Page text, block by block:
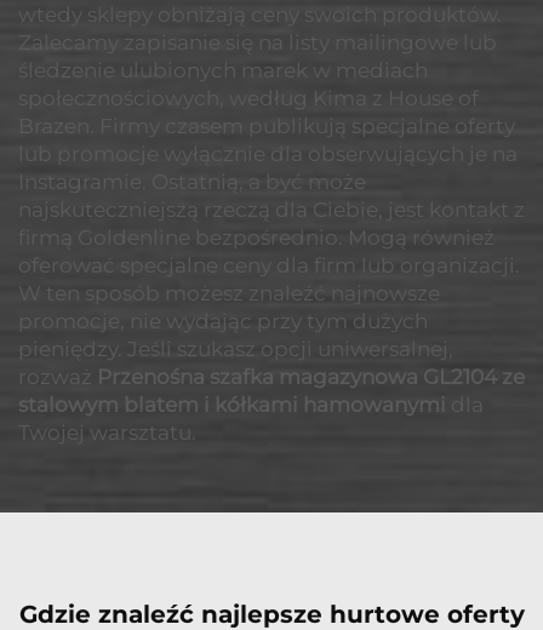
wtedy sklepy obniżają ceny swoich produktów.
Zalecamy zapisanie się na listy mailingowe lub
śledzenie ulubionych marek w mediach
społecznościowych, według Kima z House of
Brazen. Firmy czasem publikują specjalne oferty
lub promocje wyłącznie dla obserwujących je na
Instagramie. Ostatnią, a być może
najskuteczniejszą rzeczą dla Ciebie, jest kontakt z
firmą Goldenline bezpośrednio. Mogą również
oferować specjalne ceny dla firm lub organizacji.
W ten sposób możesz znaleźć najnowsze
promocje, nie wydając przy tym dużych
pieniędzy. Jeśli szukasz opcji uniwersalnej,
rozważ Przenośna szafka magazynowa GL2104 ze
stalowym blatem i kółkami hamowanymi dla
Twojej warsztatu.
Gdzie znaleźć najlepsze hurtowe oferty